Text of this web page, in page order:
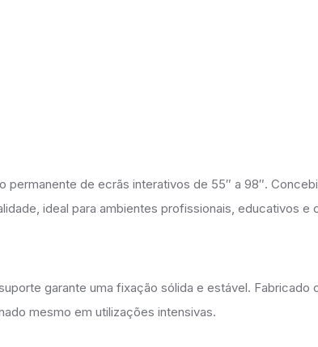
de ecrãs interativos de 55″ a 98″.
ideal para ambientes profissionais, educativos e
garante uma fixação sólida e estável. Fabricado
mesmo em utilizações intensivas.